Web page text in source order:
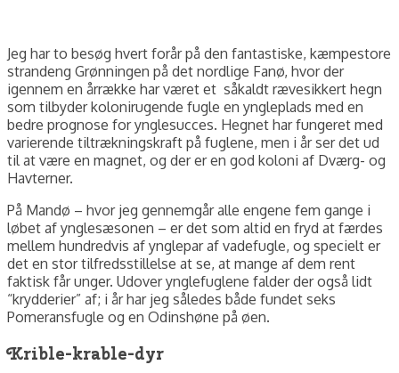
Jeg har to besøg hvert forår på den fantastiske, kæmpestore
strandeng Grønningen på det nordlige Fanø, hvor der
igennem en årrække har været et såkaldt rævesikkert hegn
som tilbyder kolonirugende fugle en yngleplads med en
bedre prognose for ynglesucces. Hegnet har fungeret med
varierende tiltrækningskraft på fuglene, men i år ser det ud
til at være en magnet, og der er en god koloni af Dværg- og
Havterner.
På Mandø – hvor jeg gennemgår alle engene fem gange i
løbet af ynglesæsonen – er det som altid en fryd at færdes
mellem hundredvis af ynglepar af vadefugle, og specielt er
det en stor tilfredsstillelse at se, at mange af dem rent
faktisk får unger. Udover ynglefuglene falder der også lidt
“krydderier” af; i år har jeg således både fundet seks
Pomeransfugle og en Odinshøne på øen.
Krible-krable-dyr